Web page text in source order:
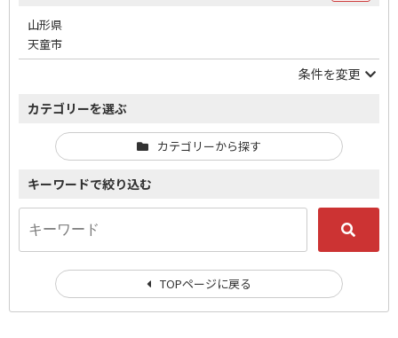
山形県
天童市
条件を変更
カテゴリーを選ぶ
カテゴリーから探す
キーワードで絞り込む
TOPページに戻る